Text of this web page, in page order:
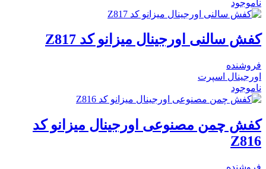
ناموجود
کفش سالنی اورجینال میزانو کد Z817
فروشنده
اورجینال اسپرت
ناموجود
کفش چمن مصنوعی اورجینال میزانو کد
Z816